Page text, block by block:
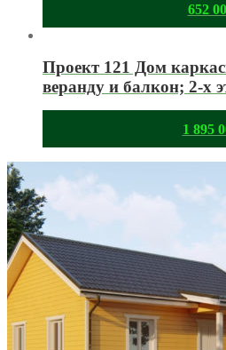
652
Проект 121 Дом
веранду и балкон; 2-х
1 895